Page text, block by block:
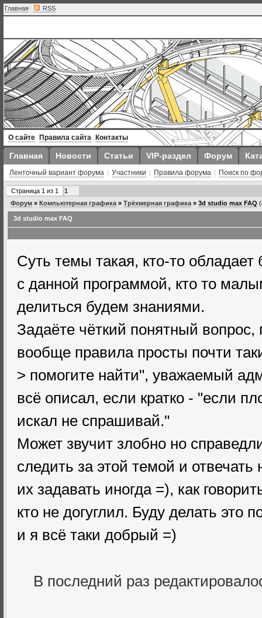
Главная | RSS
О сайте Правила сайта Контакты
Главная Новости Статьи VIP-раздел Форум
Ленточный вариант форума Участники Правила форума Поиск по
Страница 1 из 1
1
Форум » Компьютерная графика » Трёхмерная графика » 3d studio max FAQ
3d studio max FAQ
Суть темы такая, кто-то
с данной программой, кто то
делиться будем знаниями.
Задаёте чёткий понятный вопрос,
вообще правила просты почти
> помогите найти", уважаемый
всё описал, если кратко - "если
искал не спрашивай."
Может звучит злобно но
следить за этой темой и
их задавать иногда =), как
кто не догуглил. Буду делать это
и я всё таки добрый =)
В последний раз